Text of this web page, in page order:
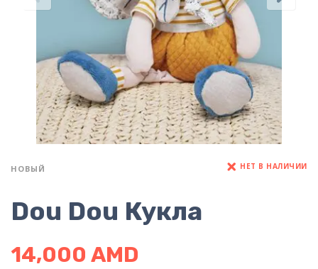
НОВЫЙ НЕТ В НАЛИЧИИ
Dou Dou Кукла
14,000 AMD